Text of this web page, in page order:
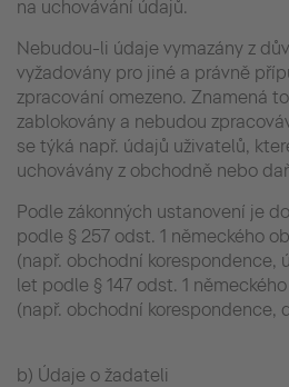
na uchovávání údajů.
Nebudou-li údaje vymazány z
vyžadovány pro jiné a právně
zpracování omezeno. Znamená
zablokovány a nebudou
se týká např. údajů uživatelů,
uchovávány z obchodně nebo
Podle zákonných ustanovení je
podle § 257 odst. 1 německého
(např. obchodní korespondence,
let podle § 147 odst. 1
(např. obchodní korespondence,
b) Údaje o žadateli